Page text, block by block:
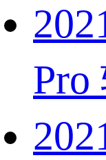
Pro